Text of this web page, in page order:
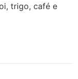
trigo, café e